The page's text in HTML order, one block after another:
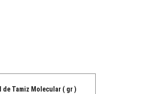
de Tamiz Molecular ( gr )